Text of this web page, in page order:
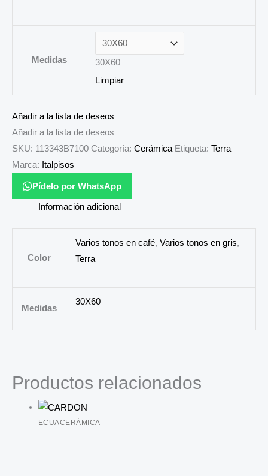
Medidas
30X60
Limpiar
Añadir a la lista de deseos
Añadir a la lista de deseos
SKU: 113343B7100 Categoría: Cerámica Etiqueta: Terra
Marca: Italpisos
Pídelo por WhatsApp
Información adicional
Color
Varios tonos en café, Varios tonos en gris,
Terra
Medidas
30X60
Productos relacionados
ECUACERÁMICA